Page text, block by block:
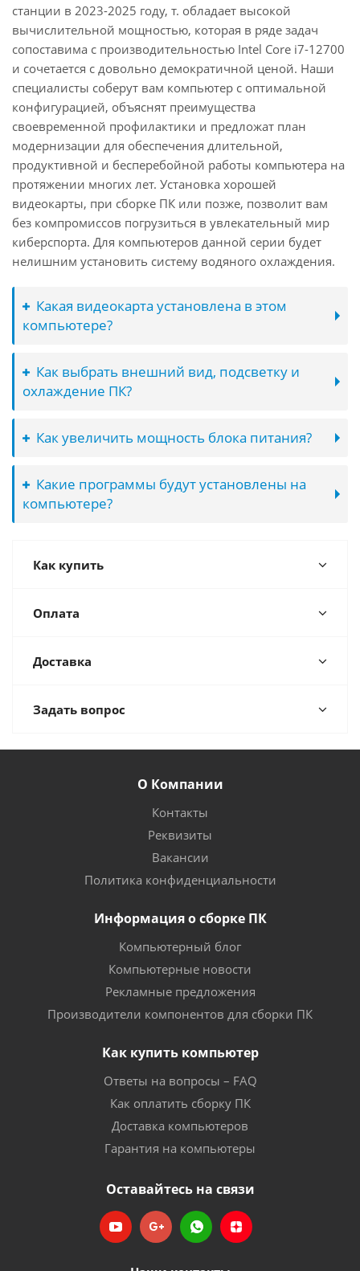
станции в 2023-2025 году, т. обладает высокой
вычислительной мощностью, которая в ряде задач
сопоставима с производительностью Intel Core i7-12700
и сочетается с довольно демократичной ценой. Наши
специалисты соберут вам компьютер с оптимальной
конфигурацией, объяснят преимущества
своевременной профилактики и предложат план
модернизации для обеспечения длительной,
продуктивной и бесперебойной работы компьютера на
протяжении многих лет. Установка хорошей
видеокарты, при сборке ПК или позже, позволит вам
без компромиссов погрузиться в увлекательный мир
киберспорта. Для компьютеров данной серии будет
нелишним установить систему водяного охлаждения.
Какая видеокарта установлена в этом
компьютере?
Как выбрать внешний вид, подсветку и
охлаждение ПК?
Как увеличить мощность блока питания?
Какие программы будут установлены на
компьютере?
Как купить
Оплата
Доставка
Задать вопрос
О Компании
Контакты
Реквизиты
Вакансии
Политика конфиденциальности
Информация о сборке ПК
Компьютерный блог
Компьютерные новости
Рекламные предложения
Производители компонентов для сборки ПК
Как купить компьютер
Ответы на вопросы – FAQ
Как оплатить сборку ПК
Доставка компьютеров
Гарантия на компьютеры
Оставайтесь на связи